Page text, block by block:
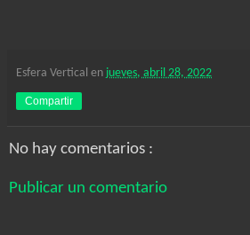
Esfera Vertical en jueves, abril 28, 2022
Compartir
No hay comentarios :
Publicar un comentario